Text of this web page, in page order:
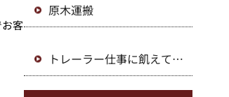
客
原木運搬
トレーラー仕事に飢えてい
ます！